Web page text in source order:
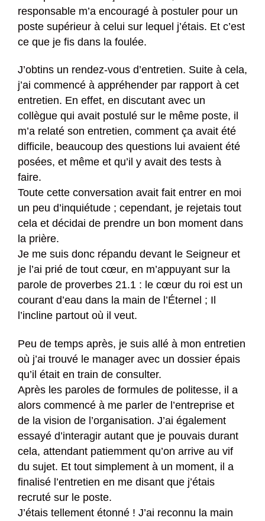
responsable m’a encouragé à postuler pour un
poste supérieur à celui sur lequel j’étais. Et c’est
ce que je fis dans la foulée.
J’obtins un rendez-vous d’entretien. Suite à cela,
j’ai commencé à appréhender par rapport à cet
entretien. En effet, en discutant avec un
collègue qui avait postulé sur le même poste, il
m’a relaté son entretien, comment ça avait été
difficile, beaucoup des questions lui avaient été
posées, et même et qu’il y avait des tests à
faire.
Toute cette conversation avait fait entrer en moi
un peu d’inquiétude ; cependant, je rejetais tout
cela et décidai de prendre un bon moment dans
la prière.
Je me suis donc répandu devant le Seigneur et
je l’ai prié de tout cœur, en m’appuyant sur la
parole de proverbes 21.1 : le cœur du roi est un
courant d’eau dans la main de l’Éternel ; Il
l’incline partout où il veut.
Peu de temps après, je suis allé à mon entretien
où j’ai trouvé le manager avec un dossier épais
qu’il était en train de consulter.
Après les paroles de formules de politesse, il a
alors commencé à me parler de l’entreprise et
de la vision de l’organisation. J’ai également
essayé d’interagir autant que je pouvais durant
cela, attendant patiemment qu’on arrive au vif
du sujet. Et tout simplement à un moment, il a
finalisé l’entretien en me disant que j’étais
recruté sur le poste.
J’étais tellement étonné ! J’ai reconnu la main